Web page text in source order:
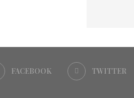
FACEBOOK TWITTER